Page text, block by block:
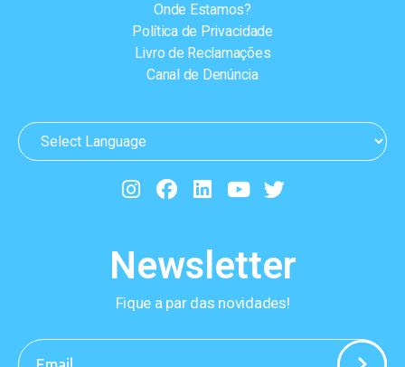
Onde Estamos?
Política de Privacidade
Livro de Reclamações
Canal de Denúncia
Newsletter
Fique a par das novidades!